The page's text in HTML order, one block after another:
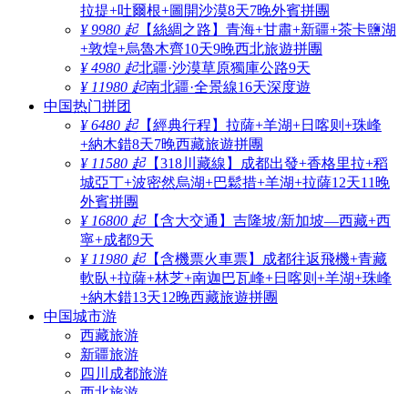
拉提+吐爾根+圖開沙漠8天7晚外賓拼團
¥ 9980 起【絲綢之路】青海+甘肅+新疆+茶卡鹽湖
+敦煌+烏魯木齊10天9晚西北旅遊拼團
¥ 4980 起北疆·沙漠草原獨庫公路9天
¥ 11980 起南北疆·全景線16天深度遊
中国热门拼团
¥ 6480 起【經典行程】拉薩+羊湖+日喀则+珠峰
+納木錯8天7晚西藏旅遊拼團
¥ 11580 起【318川藏線】成都出發+香格里拉+稻
城亞丁+波密然烏湖+巴鬆措+羊湖+拉薩12天11晚
外賓拼團
¥ 16800 起【含大交通】吉隆坡/新加坡—西藏+西
寧+成都9天
¥ 11980 起【含機票火車票】成都往返飛機+青藏
軟臥+拉薩+林芝+南迦巴瓦峰+日喀则+羊湖+珠峰
+納木錯13天12晚西藏旅遊拼團
中国城市游
西藏旅游
新疆旅游
四川成都旅游